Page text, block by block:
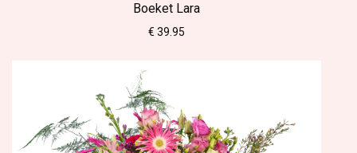
Boeket Lara
€ 39.95